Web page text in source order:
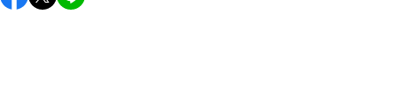
います。使用する食材や味付けにつきましては普段のお子様